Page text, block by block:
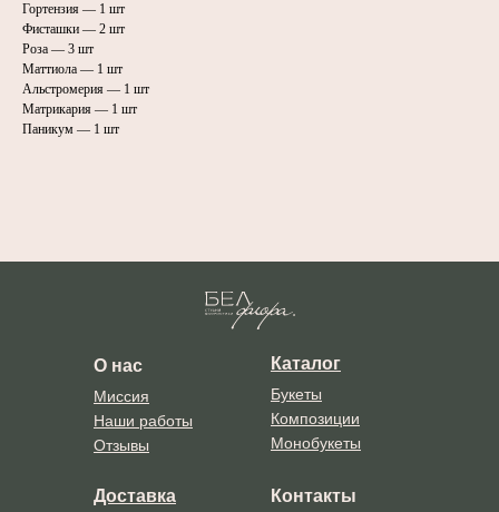
Гортензия — 1 шт
Фисташки — 2 шт
Роза — 3 шт
Маттиола — 1 шт
Альстромерия — 1 шт
Матрикария — 1 шт
Паникум — 1 шт
О нас
Миссия
Наши работы
Отзывы
Каталог
Букеты
Композиции
Монобукеты
Доставка Контакты